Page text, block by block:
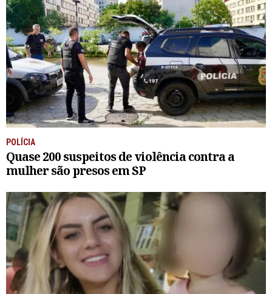
POLÍCIA
Quase 200 suspeitos de violência contra a
mulher são presos em SP